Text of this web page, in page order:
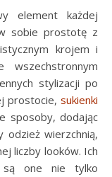
element każdej
sobie prostotę z
krojem i
stylizacji po
prostocie, sukienki
sposoby, dodając
odzież wierzchnią,
liczby looków. Ich
są one nie tylko